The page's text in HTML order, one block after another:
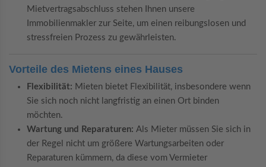
Mietvertragsabschluss stehen Ihnen unsere
Immobilienmakler zur Seite, um einen reibungslosen und
stressfreien Prozess zu gewährleisten.
Vorteile des Mietens eines Hauses
Flexibilität: Mieten bietet Flexibilität, insbesondere wenn
Sie sich noch nicht langfristig an einen Ort binden
möchten.
Wartung und Reparaturen: Als Mieter müssen Sie sich in
der Regel nicht um größere Wartungsarbeiten oder
Reparaturen kümmern, da diese vom Vermieter